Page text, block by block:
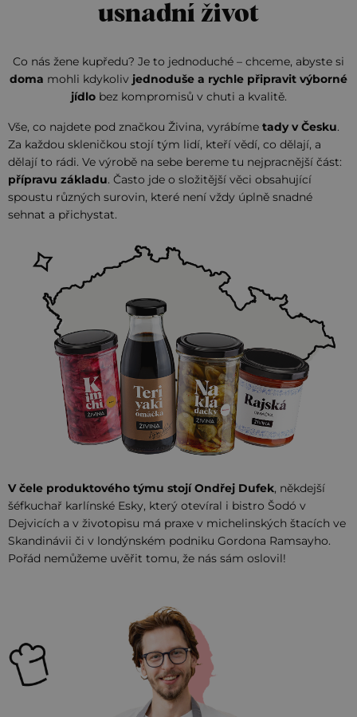
usnadní život
Co nás žene kupředu? Je to jednoduché – chceme, abyste si
doma mohli kdykoliv jednoduše a rychle připravit výborné
jídlobez kompromisů v chuti a kvalitě.
Vše, co najdete pod značkou Živina, vyrábíme tady v Česku.
Za každou skleničkou stojí tým lidí, kteří vědí, co dělají, a
dělají to rádi. Ve výrobě na sebe bereme tu nejpracnější část:
přípravu základu. Často jde o složitější věci obsahující
spoustu různých surovin, které není vždy úplně snadné
sehnat a přichystat.
V čele produktového týmu stojí Ondřej Dufek, někdejší
šéfkuchař karlínské Esky, který otevíral i bistro Šodó v
Dejvicích a v životopisu má praxe v michelinských štacích ve
Skandinávii či v londýnském podniku Gordona Ramsayho.
Pořád nemůžeme uvěřit tomu, že nás sám oslovil!